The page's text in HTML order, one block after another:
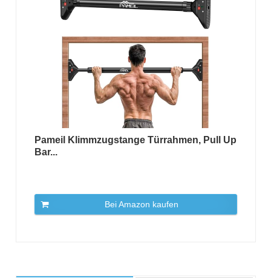
Pameil Klimmzugstange Türrahmen, Pull Up
Bar...
Bei Amazon kaufen